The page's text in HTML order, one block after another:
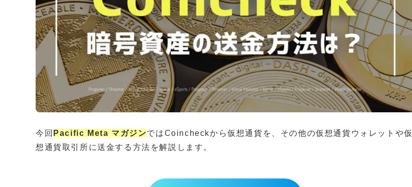
今回 Pacific Meta マガジンではCoincheckから仮想通貨を、その他の仮想通貨ウォレットや仮
想通貨取引所に送金する方法を解説します。